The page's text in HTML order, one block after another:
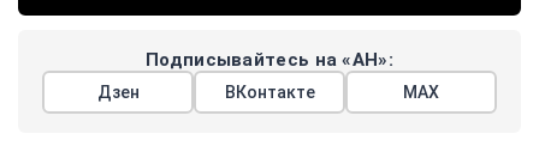
Подписывайтесь на «АН»:
Дзен ВКонтакте МАХ